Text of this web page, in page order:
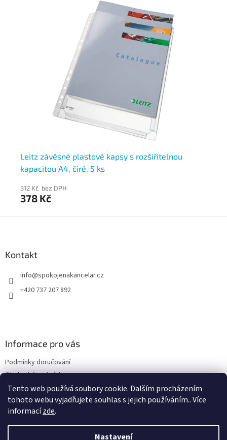
Tento web používá soubory cookie. Dalším procházením
tohoto webu vyjadřujete souhlas s jejich používáním.. Více
informacízde.
Nastavení
Leitz závěsné plastové kapsy s rozšiřitelnou
kapacitou A4, čiré, 5 ks
312 Kč bez DPH
378 Kč
Kontakt
info@spokojenakancelar.cz
+420 737 207 892
Informace pro vás
Podmínky doručování
Obchodní podmínky
Podmínky ochrany osobních údajů
Odebírat newsletter